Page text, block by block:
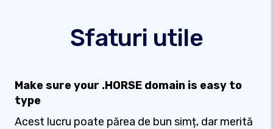
Sfaturi utile
Make sure your .HORSE domain is easy to
type
Acest lucru poate părea de bun simț, dar merită